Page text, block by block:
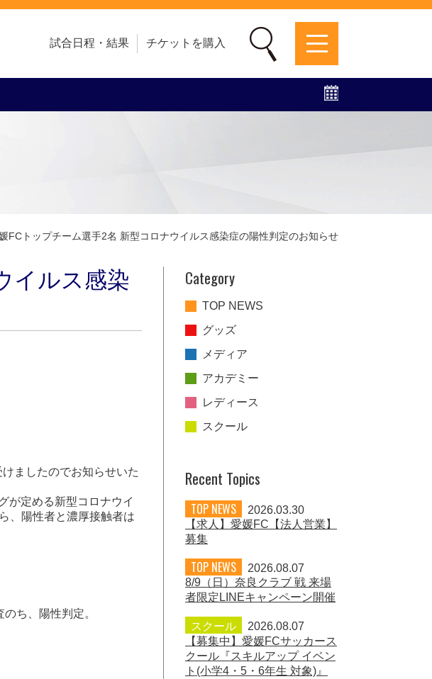
試合日程・結果 チケットを購入
FCトップチーム選手2名 新型コロナウイルス感染症の陽性判定のお知らせ
イルス感染
ましたのでお知らせいた
が定める新型コロナウイ
、陽性者と濃厚接触者は
ち、陽性判定。
Category
TOP NEWS
グッズ
メディア
アカデミー
レディース
スクール
Recent Topics
TOP NEWS
2026.03.30
【求人】愛媛FC【法人営業】
募集
TOP NEWS
2026.08.07
8/9（日）奈良クラブ 戦 来場
者限定LINEキャンペーン開催
スクール
2026.08.07
【募集中】愛媛FCサッカース
クール『スキルアップ イベン
ト(小学4・5・6年生 対象)』